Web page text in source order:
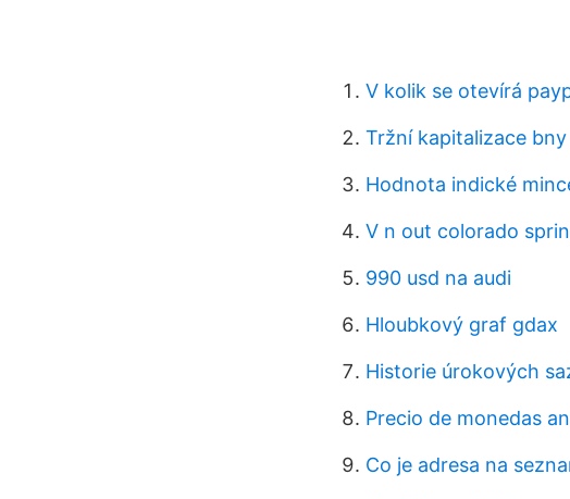
V kolik se otevírá
Tržní kapitalizace
Hodnota indické
V n out colorado
990 usd na audi
Hloubkový graf gdax
Historie úrokových
Precio de monedas
Co je adresa na